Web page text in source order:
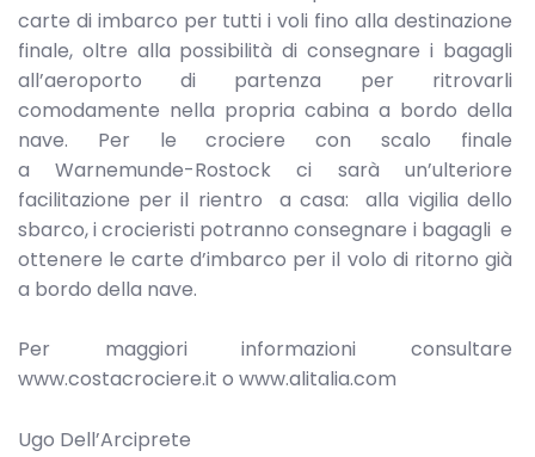
carte di imbarco per tutti i voli fino alla destinazione
finale, oltre alla possibilità di consegnare i bagagli
all’aeroporto di partenza per ritrovarli
comodamente nella propria cabina a bordo della
nave. Per le crociere con scalo finale
a Warnemunde-Rostock ci sarà un’ulteriore
facilitazione per il rientro a casa: alla vigilia dello
sbarco, i crocieristi potranno consegnare i bagagli e
ottenere le carte d’imbarco per il volo di ritorno già
a bordo della nave.
Per maggiori informazioni consultare
www.costacrociere.it o www.alitalia.com
Ugo Dell’Arciprete